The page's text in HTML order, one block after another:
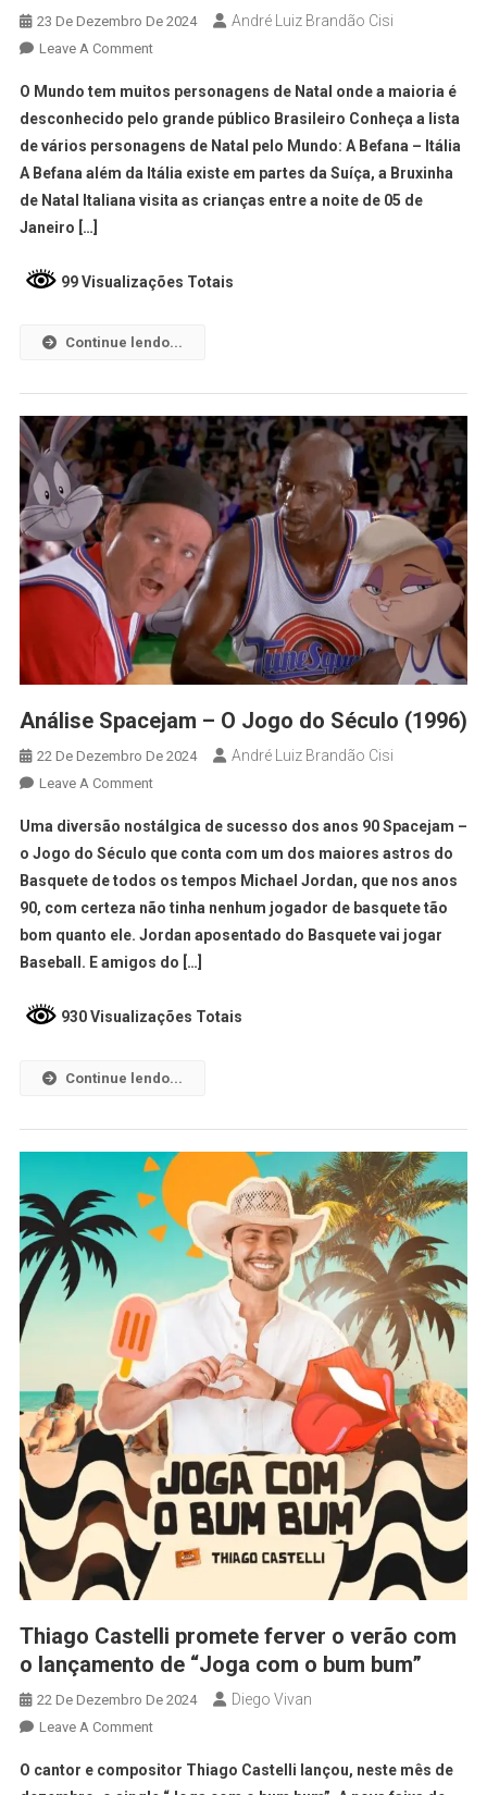
23 De Dezembro De 2024 André Luiz Brandão Cisi
Leave A Comment
O Mundo tem muitos personagens de Natal onde a maioria é
desconhecido pelo grande público Brasileiro Conheça a lista
de vários personagens de Natal pelo Mundo: A Befana – Itália
A Befana além da Itália existe em partes da Suíça, a Bruxinha
de Natal Italiana visita as crianças entre a noite de 05 de
Janeiro […]
99 Visualizações Totais
Continue lendo...
Análise Spacejam – O Jogo do Século (1996)
22 De Dezembro De 2024 André Luiz Brandão Cisi
Leave A Comment
Uma diversão nostálgica de sucesso dos anos 90 Spacejam –
o Jogo do Século que conta com um dos maiores astros do
Basquete de todos os tempos Michael Jordan, que nos anos
90, com certeza não tinha nenhum jogador de basquete tão
bom quanto ele. Jordan aposentado do Basquete vai jogar
Baseball. E amigos do […]
930 Visualizações Totais
Continue lendo...
Thiago Castelli promete ferver o verão com
o lançamento de “Joga com o bum bum”
22 De Dezembro De 2024 Diego Vivan
Leave A Comment
O cantor e compositor Thiago Castelli lançou, neste mês de